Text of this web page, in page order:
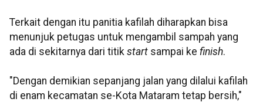
Terkait dengan itu panitia kafilah diharapkan bisa
menunjuk petugas untuk mengambil sampah yang
ada di sekitarnya dari titik start sampai ke finish.
"Dengan demikian sepanjang jalan yang dilalui kafilah
di enam kecamatan se-Kota Mataram tetap bersih,"